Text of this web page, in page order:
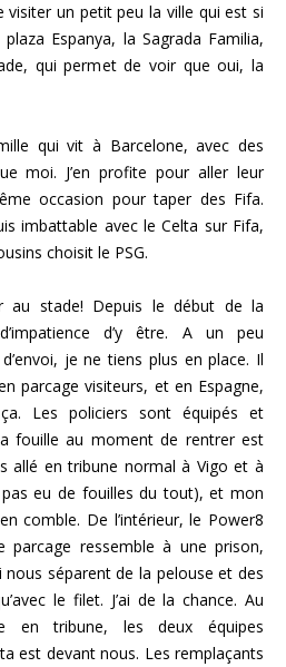
un petit peu la ville qui est si
Espanya, la Sagrada Familia,
qui permet de voir que oui, la
qui vit à Barcelone, avec des
moi. J’en profite pour aller leur
occasion pour taper des Fifa.
imbattable avec le Celta sur Fifa,
choisit le PSG.
au stade! Depuis le début de la
d’y être. A un peu
je ne tiens plus en place. Il
parcage visiteurs, et en Espagne,
Les policiers sont équipés et
fouille au moment de rentrer est
allé en tribune normal à Vigo et à
pas eu de fouilles du tout), et mon
comble. De l’intérieur, le Power8
parcage ressemble à une prison,
séparent de la pelouse et des
le filet. J’ai de la chance. Au
en tribune, les deux équipes
est devant nous. Les remplaçants